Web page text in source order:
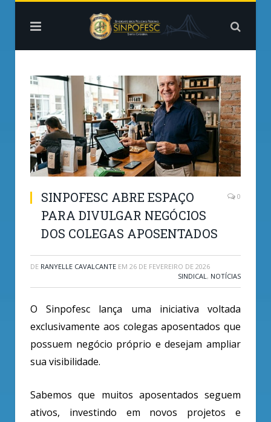
SINPOFESC ABRE ESPAÇO
PARA DIVULGAR NEGÓCIOS
DOS COLEGAS APOSENTADOS
0
DE RANYELLE CAVALCANTE EM 26 DE FEVEREIRO DE 2026
SINDICAL , NOTÍCIAS
O Sinpofesc lança uma iniciativa voltada
exclusivamente aos colegas aposentados que
possuem negócio próprio e desejam ampliar
sua visibilidade.
Sabemos que muitos aposentados seguem
ativos, investindo em novos projetos e